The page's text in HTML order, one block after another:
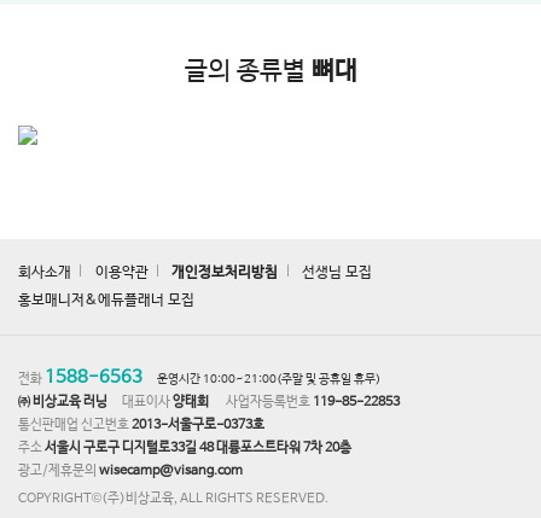
글의 종류별 뼈대
회사소개 이용약관 개인정보처리방침
선생님 모집
홍보매니저&에듀플래너 모집
전화 1588-6563
운영시간 10:00~21:00(주말 및 공휴일 휴무)
㈜ 비상교육 러닝
대표이사양태회 사업자등록번호 119-85-22853
통신판매업 신고번호2013-서울구로-0373호
주소서울시 구로구 디지털로33길 48 대륭포스트타워 7차 20층
광고/제휴문의 wisecamp@visang.com
COPYRIGHT©(주)비상교육, ALL RIGHTS RESERVED.